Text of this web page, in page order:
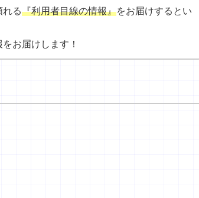
れる『利用者目線の情報』をお届けするとい
お届けします！